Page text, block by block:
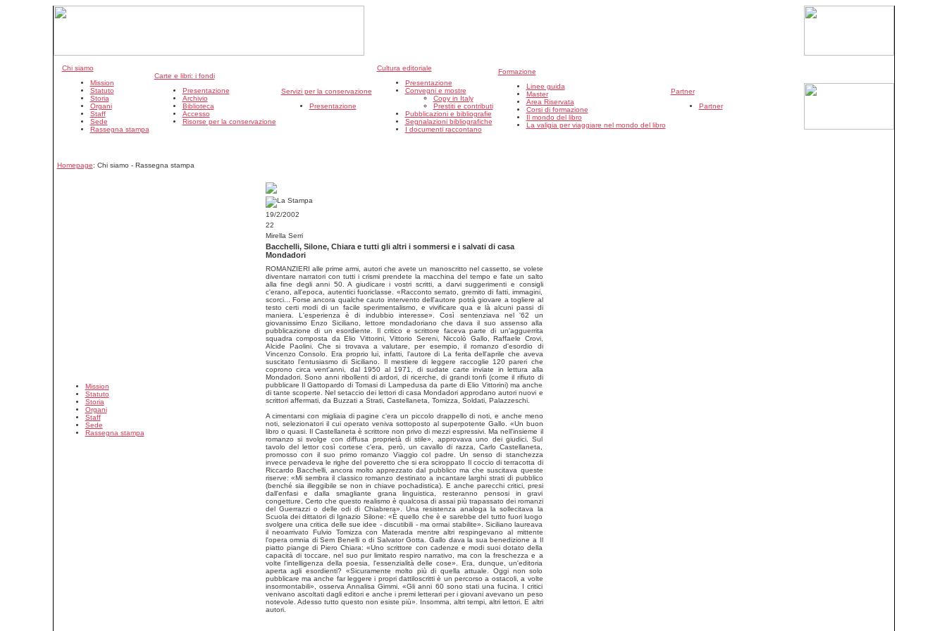
Chi siamo
Mission
Statuto
Storia
Organi
Staff
Sede
Rassegna stampa
Carte e libri: i fondi
Presentazione
Archivio
Biblioteca
Accesso
Risorse per la conservazione
Servizi per la conservazione
Presentazione
Cultura editoriale
Presentazione
Convegni e mostre
Copy in Italy
Prestiti e contributi
Pubblicazioni e bibliografie
Segnalazioni bibliografiche
I documenti raccontano
Formazione
Linee guida
Master
Area Riservata
Corsi di formazione
Il mondo del libro
La valigia per viaggiare nel mondo del libro
Partner
Partner
Homepage: Chi siamo - Rassegna stampa
Mission
Statuto
Storia
Organi
Staff
Sede
Rassegna stampa
19/2/2002
22
Mirella Serri
Bacchelli, Silone, Chiara e tutti gli altri i sommersi e i salvati di casa
Mondadori
ROMANZIERI alle prime armi, autori che avete un manoscritto nel cassetto, se volete
diventare narratori con tutti i crismi prendete la macchina del tempo e fate un salto
alla fine degli anni 50. A giudicare i vostri scritti, a darvi suggerimenti e consigli
c'erano, all'epoca, autentici fuoriclasse. «Racconto serrato, gremito di fatti, immagini,
scorci... Forse ancora qualche cauto intervento dell'autore potrà giovare a togliere al
testo certi modi di un facile sperimentalismo, e vivificare qua e là alcuni passi di
maniera. L'esperienza è di indubbio interesse». Così sentenziava nel '62 un
giovanissimo Enzo Siciliano, lettore mondadoriano che dava il suo assenso alla
pubblicazione di un esordiente. Il critico e scrittore faceva parte di un'agguerrita
squadra composta da Elio Vittorini, Vittorio Sereni, Niccolò Gallo, Raffaele Crovi,
Alcide Paolini. Che si trovava a valutare, per esempio, il romanzo d'esordio di
Vincenzo Consolo. Era proprio lui, infatti, l'autore di La ferita dell'aprile che aveva
suscitato l'entusiasmo di Siciliano. Il mestiere di leggere raccoglie 120 pareri che
coprono circa vent'anni, dal 1950 al 1971, di sudate carte inviate in lettura alla
Mondadori. Sono anni ribollenti di ardori, di ricerche, di grandi tonfi (come il rifiuto di
pubblicare Il Gattopardo di Tomasi di Lampedusa da parte di Elio Vittorini) ma anche
di tante scoperte. Nel setaccio dei lettori di casa Mondadori approdano autori nuovi e
scrittori affermati, da Buzzati a Strati, Castellaneta, Tomizza, Soldati, Palazzeschi.
A cimentarsi con migliaia di pagine c'era un piccolo drappello di noti, e anche meno
noti, selezionatori il cui operato veniva sottoposto al superpotente Gallo. «Un buon
libro o quasi. Il Castellaneta è scrittore non privo di mezzi espressivi. Ma nell'insieme il
romanzo si svolge con diffusa proprietà di stile», approvava uno dei giudici. Sul
tavolo del lettor così cortese c'era, però, un cavallo di razza, Carlo Castellaneta,
promosso con il suo primo romanzo Viaggio col padre. Un senso di stanchezza
invece pervadeva le righe del poveretto che si era sciroppato Il coccio di terracotta di
Riccardo Bacchelli, ancora molto apprezzato dal pubblico ma che suscitava queste
riserve: «Mi sembra il classico romanzo destinato a incantare larghi strati di pubblico
(benché sia illeggibile se non in chiave pochadistica). E anche parecchi critici, presi
dall'enfasi e dalla smagliante grana linguistica, resteranno pensosi in gravi
congetture. Certo che questo realismo è qualcosa di assai più trapassato dei romanzi
del Guerrazzi o delle odi di Chiabrera». Una resistenza analoga la sollecitava la
Scuola dei dittatori di Ignazio Silone: «È quello che è e sarebbe del tutto fuori luogo
svolgere una critica delle sue idee - discutibili - ma ormai stabilite». Siciliano laureava
il neoarrivato Fulvio Tomizza con Materada mentre altri respingevano al mittente
l'opera omnia di Sem Benelli o di Salvator Gotta. Gallo dava la sua benedizione a Il
piatto piange di Piero Chiara: «Uno scrittore con cadenze e modi suoi dotato della
capacità di toccare, nel suo pur limitato respiro narrativo, ma con la freschezza e a
volte l'intelligenza della poesia, l'essenzialità delle cose». Era, dunque, un'editoria
aperta agli esordienti? «Sicuramente molto più di quella attuale. Oggi non solo
pubblicare ma anche far leggere i propri dattiloscritti è un percorso a ostacoli, a volte
insormontabili», osserva Annalisa Gimmi. «Gli anni 60 sono stati una fucina. I critici
venivano ascoltati dagli editori e anche i premi letterari per i giovani avevano un peso
notevole. Adesso tutto questo non esiste più». Insomma, altri tempi, altri lettori. E altri
autori.